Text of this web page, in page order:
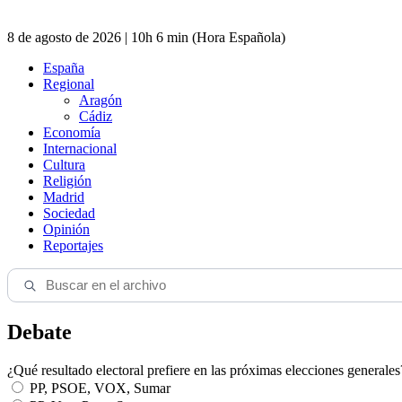
8 de agosto de 2026 | 10h 6 min (Hora Española)
España
Regional
Aragón
Cádiz
Economía
Internacional
Cultura
Religión
Madrid
Sociedad
Opinión
Reportajes
Debate
¿Qué resultado electoral prefiere en las próximas elecciones
PP, PSOE, VOX, Sumar